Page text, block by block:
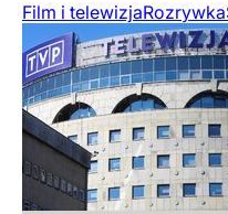
Film i telewizjaRozrywka